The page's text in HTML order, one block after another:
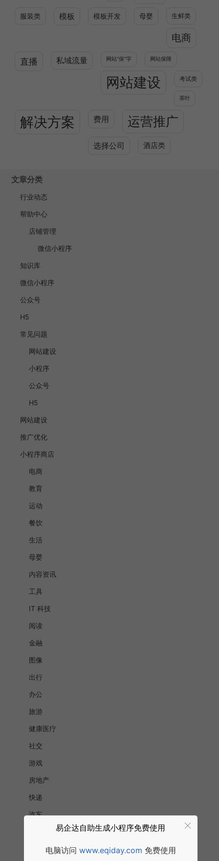
服装类 模板 模板开发 母婴 生鲜类
电商
直播 私域流量 网站”保“字 网站保障
网站建设 考试类
茶叶
解决方案 费用 运营推广
选择公司 酒店类
文章分类
行业动态
帮助中心
店铺管理
微信小程序
知识库
微信小程序
公众号
H5
常见问题
网站建设
小程序
公众号
H5
网站建设
推广优化
小程序商店
电商
教育
运动
餐饮
生活
母婴
内容资讯
工具
IT 科技
阅读
金融
图像
出行
办公
旅游
健康医疗
社交
游戏
房地产
快递
汽车
快递邮政
易企达自助生成小程序免费使用
电脑访问 www.eqiday.com 免费使用